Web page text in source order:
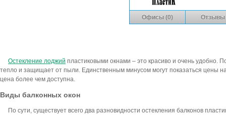
Офисы (0) Отзывы
Остекление лоджий пластиковыми окнами – это красиво и очень
тепло и защищает от пыли. Единственным минусом могут показаться цены
цена более чем доступна.
Виды балконных окон
По сути, существует всего два разновидности остекления балконов